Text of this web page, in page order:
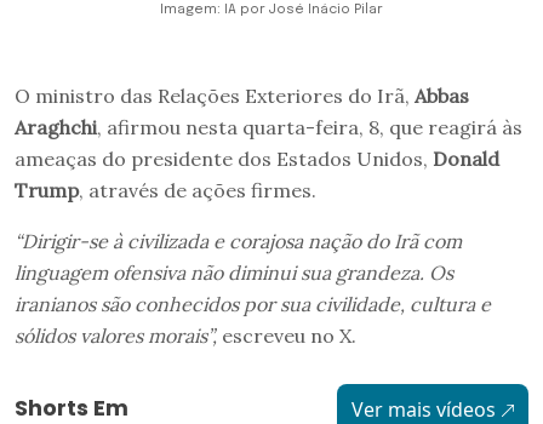
Imagem: IA por José Inácio Pilar
O ministro das Relações Exteriores do Irã, Abbas
Araghchi, afirmou nesta quarta-feira, 8, que reagirá às
ameaças do presidente dos Estados Unidos, Donald
Trump, através de ações firmes.
“Dirigir-se à civilizada e corajosa nação do Irã com
linguagem ofensiva não diminui sua grandeza. Os
iranianos são conhecidos por sua civilidade, cultura e
sólidos valores morais”, escreveu no X.
Shorts Em
Ver mais vídeos